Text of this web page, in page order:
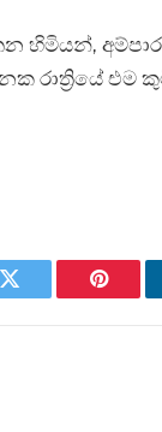
හිමියන්, අම්පාර
රාත්‍රියේ එම
Twitter